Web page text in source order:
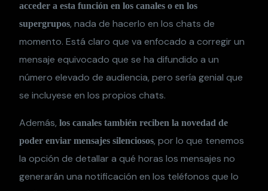
acceder a esta función en los canales o en los
supergrupos, nada de hacerlo en los chats de
momento. Está claro que va enfocado a corregir un
mensaje equivocado que se ha difundido a un
número elevado de audiencia, pero sería genial que
se incluyese en los propios chats.
Además,los canales también reciben la novedad de
poder enviar mensajes silenciosos, por lo que tenemos
la opción de detallar a qué horas los mensajes no
generarán una notificación en los teléfonos que lo